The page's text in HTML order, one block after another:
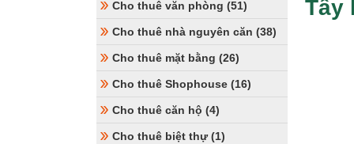
Tây
Cho thuê văn phòng (51)
Cho thuê nhà nguyên căn (38)
Cho thuê mặt bằng (26)
Cho thuê Shophouse (16)
Cho thuê căn hộ (4)
Cho thuê biệt thự (1)